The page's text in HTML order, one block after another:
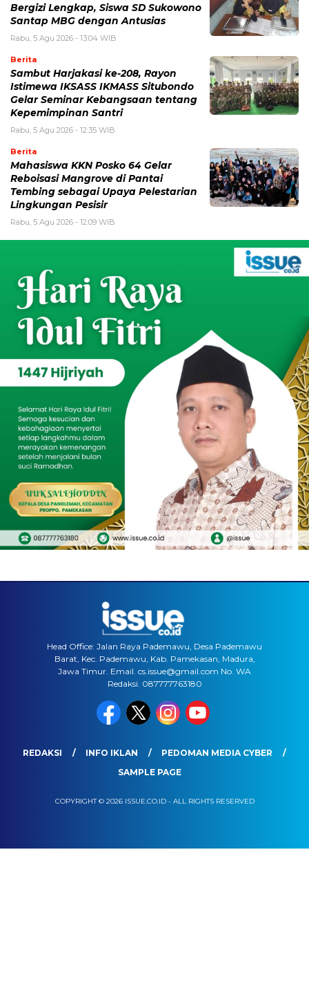
Bergizi Lengkap, Siswa SD Sukowono
Santap MBG dengan Antusias
Rabu, 5 Agu 2026 - 13:04 WIB
Berita
Sambut Harjakasi ke-208, Rayon
Istimewa IKSASS IKMASS Situbondo
Gelar Seminar Kebangsaan tentang
Kepemimpinan Santri
Rabu, 5 Agu 2026 - 12:35 WIB
Berita
Mahasiswa KKN Posko 64 Gelar
Reboisasi Mangrove di Pantai
Tembing sebagai Upaya Pelestarian
Lingkungan Pesisir
Rabu, 5 Agu 2026 - 12:09 WIB
Head Office: Jalan Raya Pademawu, Desa Pademawu
Barat, Kec. Pademawu, Kab. Pamekasan, Madura,
Jawa Timur. Email. cs.issue@gmail.com No. WA
Redaksi. 087777763180
REDAKSI INFO IKLAN
PEDOMAN MEDIA CYBER
SAMPLE PAGE
COPYRIGHT © 2026 ISSUE.CO.ID - ALL RIGHTS RESERVED